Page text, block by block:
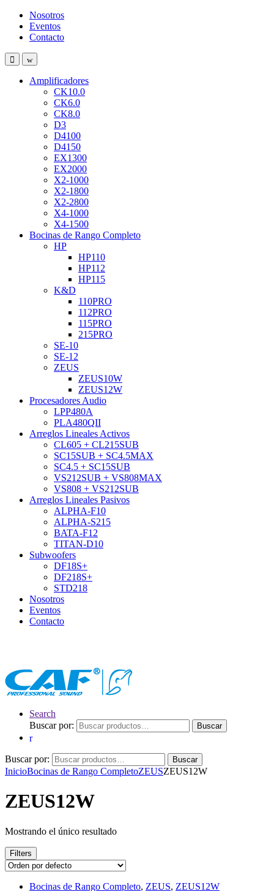
Nosotros
Eventos
Contacto
Amplificadores
CK10.0
CK6.0
CK8.0
D3
D4100
D4150
EX1300
EX2000
X2-1000
X2-1800
X2-2800
X4-1000
X4-1500
Bocinas de Rango Completo
HP
HP110
HP112
HP115
K&D
110PRO
112PRO
115PRO
215PRO
SE-10
SE-12
ZEUS
ZEUS10W
ZEUS12W
Procesadores Audio
LPP480A
PLA480QII
Arreglos Lineales Activos
CL605 + CL215SUB
SC15SUB + SC4.5MAX
SC4.5 + SC15SUB
VS212SUB + VS808MAX
VS808 + VS212SUB
Arreglos Lineales Pasivos
ALPHA-F10
ALPHA-S215
BATA-F12
TITAN-D10
Subwoofers
DF18S+
DF218S+
STD218
Nosotros
Eventos
Contacto
Search
Buscar por:
Buscar
Buscar por: Buscar
InicioBocinas de Rango CompletoZEUSZEUS12W
ZEUS12W
Mostrando el único resultado
Filters
Bocinas de Rango Completo, ZEUS, ZEUS12W